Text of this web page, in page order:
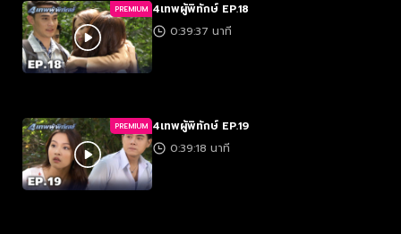
PREMIUM 4เทพผู้พิทักษ์ EP.18
0:39:37 นาที
PREMIUM 4เทพผู้พิทักษ์ EP.19
0:39:18 นาที